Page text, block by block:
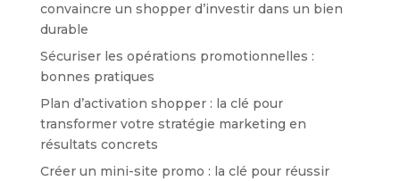
convaincre un shopper d’investir dans un bien
durable
Sécuriser les opérations promotionnelles :
bonnes pratiques
Plan d’activation shopper : la clé pour
transformer votre stratégie marketing en
résultats concrets
Créer un mini-site promo : la clé pour réussir